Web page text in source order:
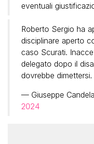
eventuali
Roberto Sergio ha
disciplinare aperto
caso Scurati.
delegato dopo il
dovrebbe dimettersi.
— Giuseppe
2024